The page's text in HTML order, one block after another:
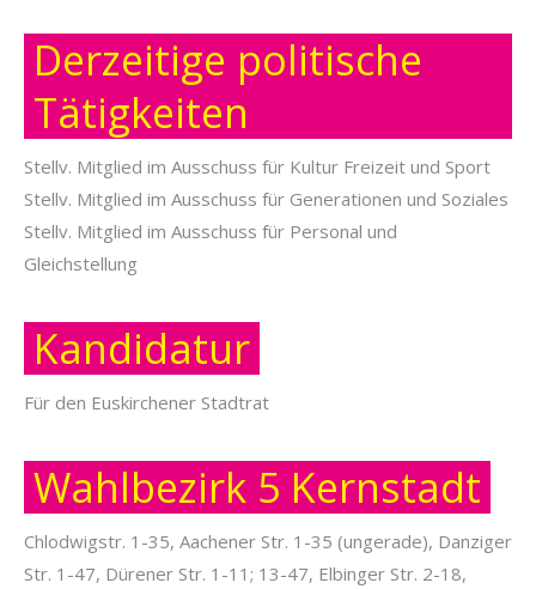
Derzeitige politische
Tätigkeiten
Stellv. Mitglied im Ausschuss für Kultur Freizeit und Sport
Stellv. Mitglied im Ausschuss für Generationen und Soziales
Stellv. Mitglied im Ausschuss für Personal und
Gleichstellung
Kandidatur
Für den Euskirchener Stadtrat
Wahlbezirk 5 Kernstadt
Chlodwigstr. 1-35, Aachener Str. 1-35 (ungerade), Danziger
Str. 1-47, Dürener Str. 1-11; 13-47, Elbinger Str. 2-18,